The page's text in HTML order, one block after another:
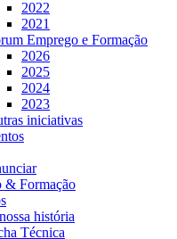
2022
2021
Emprego e Formação
2026
2025
2024
2023
iniciativas
& Formação
história
Técnica